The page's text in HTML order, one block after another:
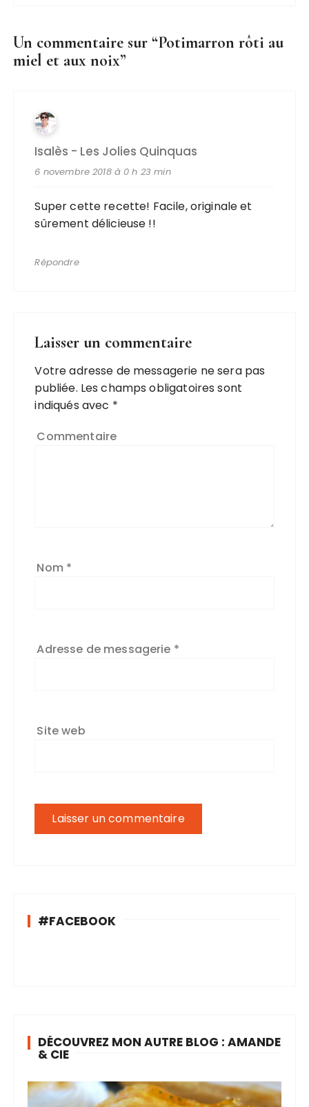
Un commentaire sur “Potimarron rôti au
miel et aux noix”
Isalès - Les Jolies Quinquas
6 novembre 2018 à 0 h 23 min
Super cette recette! Facile, originale et
sûrement délicieuse !!
Répondre
Laisser un commentaire
Votre adresse de messagerie ne sera pas
publiée. Les champs obligatoires sont
indiqués avec *
Commentaire
Nom *
Adresse de messagerie *
Site web
#FACEBOOK
DÉCOUVREZ MON AUTRE BLOG : AMANDE
& CIE